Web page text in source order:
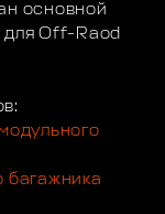
основной
для Off-Raod
багажника